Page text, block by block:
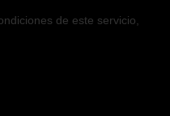
de este servicio,